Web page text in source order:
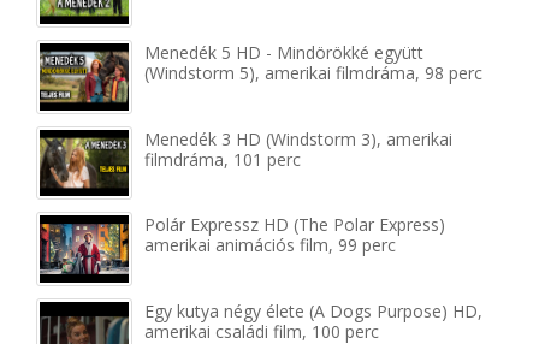
Menedék 5 HD - Mindörökké együtt
(Windstorm 5), amerikai filmdráma, 98 perc
Menedék 3 HD (Windstorm 3), amerikai
filmdráma, 101 perc
Polár Expressz HD (The Polar Express)
amerikai animációs film, 99 perc
Egy kutya négy élete (A Dogs Purpose) HD,
amerikai családi film, 100 perc